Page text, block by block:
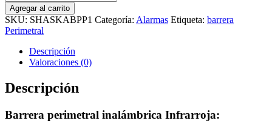
perimetral
inalámbrica
Infrarroja
cantidad
Agregar al carrito
SKU: SHASKABPP1 Categoría: Alarmas Etiqueta: barrera
Perimetral
Descripción
Valoraciones (0)
Descripción
Barrera perimetral inalámbrica Infrarroja: